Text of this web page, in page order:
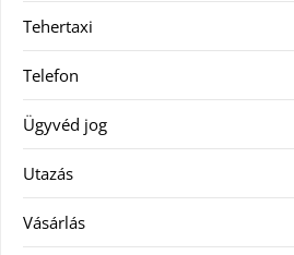
Tehertaxi
Telefon
Ügyvéd jog
Utazás
Vásárlás